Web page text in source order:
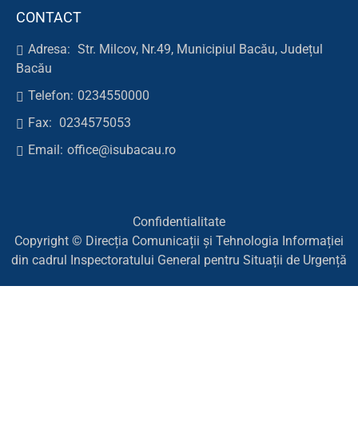
CONTACT
Adresa: Str. Milcov, Nr.49, Municipiul Bacău, Județul
Bacău
Telefon: 0234550000
Fax: 0234575053
Email: office@isubacau.ro
Confidentialitate
Copyright © Direcția Comunicații și Tehnologia Informației
din cadrul Inspectoratului General pentru Situații de Urgență